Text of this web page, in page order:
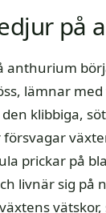
på
anthurium
lämnar
klibbiga,
prickar på
livnär sig